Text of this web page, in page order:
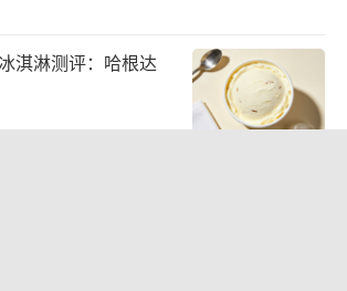
淇淋测评：哈根达